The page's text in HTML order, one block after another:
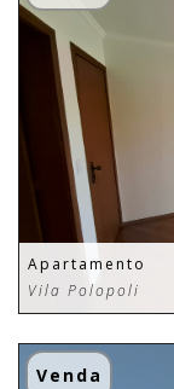
Apartamento
Vila Polopoli
Venda